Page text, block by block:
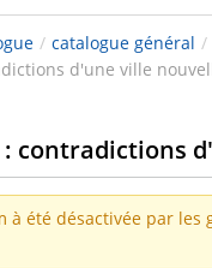
/ catalogue général /
d'une ville
à été désactivée par les